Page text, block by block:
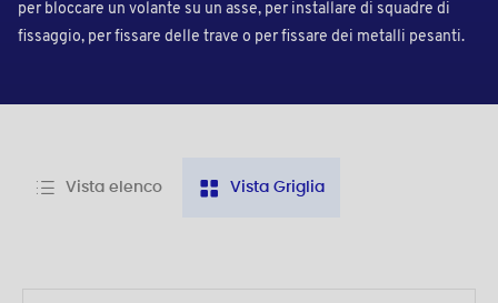
per bloccare un volante su un asse, per installare di squadre di
fissaggio, per fissare delle trave o per fissare dei metalli pesanti.
Vista elenco Vista Griglia